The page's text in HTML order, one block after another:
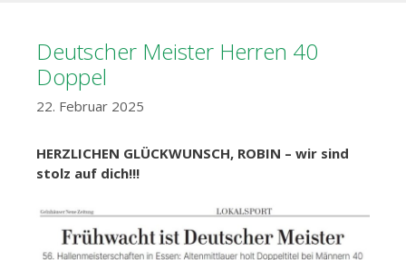
Deutscher Meister Herren 40
Doppel
22. Februar 2025
HERZLICHEN GLÜCKWUNSCH, ROBIN – wir sind
stolz auf dich!!!